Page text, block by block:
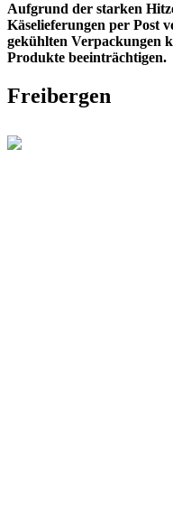
Aufgrund der starken
Käselieferungen per Post
gekühlten Verpackungen
Produkte beeinträchtigen.
Freibergen